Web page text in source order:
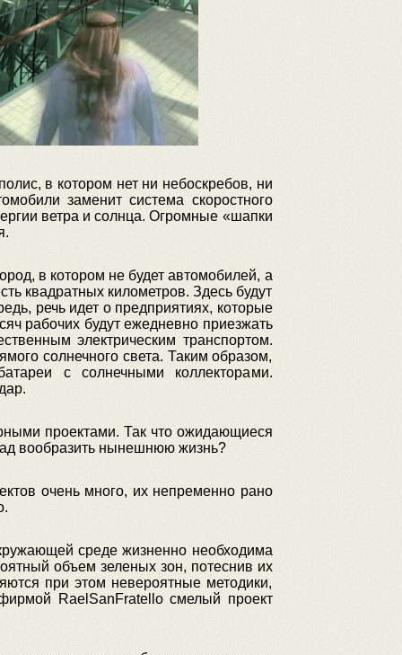
в котором нет ни небоскребов, ни
заменит система скоростного
ветра и солнца. Огромные «шапки
в котором не будет автомобилей, а
квадратных километров. Здесь будут
речь идет о предприятиях, которые
рабочих будут ежедневно приезжать
электрическим транспортом.
солнечного света. Таким образом,
с солнечными коллекторами.
проектами. Так что ожидающиеся
вообразить нынешнюю жизнь?
очень много, их непременно рано
среде жизненно необходима
объем зеленых зон, потеснив их
при этом невероятные методики,
RaelSanFratello смелый проект